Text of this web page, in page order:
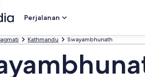
Perjalanan
Kathmandu Swayambhunath